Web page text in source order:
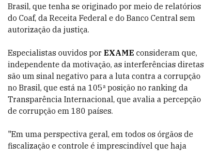
Brasil, que tenha se originado por meio de relatórios
do Coaf, da Receita Federal e do Banco Central sem
autorização da justiça.
Especialistas ouvidos por EXAME consideram que,
independente da motivação, as interferências diretas
são um sinal negativo para a luta contra a corrupção
no Brasil, que está na 105ª posição no ranking da
Transparência Internacional, que avalia a percepção
de corrupção em 180 países.
"Em uma perspectiva geral, em todos os órgãos de
fiscalização e controle é imprescindível que haja